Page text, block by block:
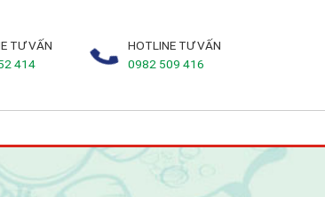
TƯ VẤN
414
HOTLINE TƯ VẤN
0982 509 416